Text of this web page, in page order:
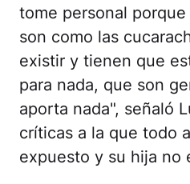
tome personal porque
son como las
existir y tienen que
para nada, que son
aporta nada", señaló
críticas a la que todo
expuesto y su hija no